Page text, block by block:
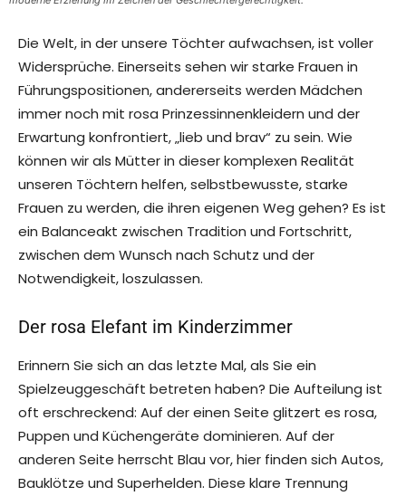
Die Welt, in der unsere Töchter aufwachsen, ist voller
Widersprüche. Einerseits sehen wir starke Frauen in
Führungspositionen, andererseits werden Mädchen
immer noch mit rosa Prinzessinnenkleidern und der
Erwartung konfrontiert, „lieb und brav“ zu sein. Wie
können wir als Mütter in dieser komplexen Realität
unseren Töchtern helfen, selbstbewusste, starke
Frauen zu werden, die ihren eigenen Weg gehen? Es ist
ein Balanceakt zwischen Tradition und Fortschritt,
zwischen dem Wunsch nach Schutz und der
Notwendigkeit, loszulassen.
Der rosa Elefant im Kinderzimmer
Erinnern Sie sich an das letzte Mal, als Sie ein
Spielzeuggeschäft betreten haben? Die Aufteilung ist
oft erschreckend: Auf der einen Seite glitzert es rosa,
Puppen und Küchengeräte dominieren. Auf der
anderen Seite herrscht Blau vor, hier finden sich Autos,
Bauklötze und Superhelden. Diese klare Trennung